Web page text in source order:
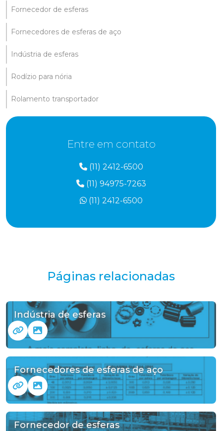
Fornecedor de esferas
Fornecedores de esferas de aço
Indústria de esferas
Rodízio para nória
Rolamento transportador
Entre em contato
(11) 2412-6500
(11) 94975-7263
(11) 2412-6500
Páginas relacionadas
Indústria de esferas
Fornecedores de esferas de aço
Fornecedor de esferas